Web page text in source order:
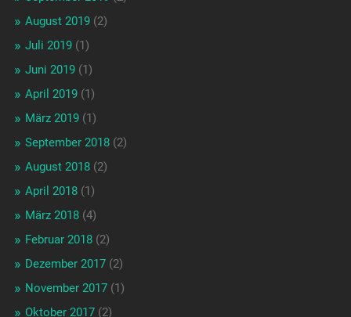
August 2019(2)
Juli 2019(1)
Juni 2019(1)
April 2019(1)
März 2019(1)
September 2018(2)
August 2018(2)
April 2018(1)
März 2018(4)
Februar 2018(2)
Dezember 2017(2)
November 2017(1)
Oktober 2017(2)